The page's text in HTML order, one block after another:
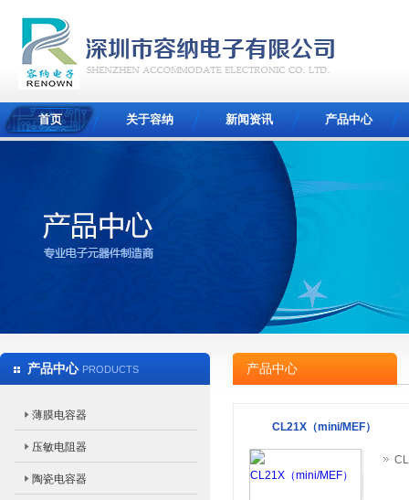
首页 关于容纳 新闻资讯 产品中心
产品中心 PRODUCTS
薄膜电容器
压敏电阻器
陶瓷电容器
产品中心
CL21X（mini/MEF）